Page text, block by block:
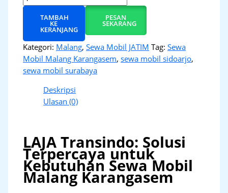
TAMBAH
KE
KERANJANG
PESAN
SEKARANG
Kategori: Malang,Sewa Mobil JATIM Tag:Sewa
Mobil Malang Karangasem,sewa mobil sidoarjo,
sewa mobil surabaya
Deskripsi
Ulasan (0)
LAJA Transindo: Solusi
Terpercaya untuk
Kebutuhan Sewa Mobil
Malang Karangasem